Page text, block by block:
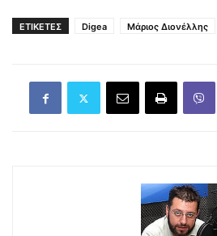
ΕΤΙΚΕΤΕΣ Digea Μάριος Διονέλλης